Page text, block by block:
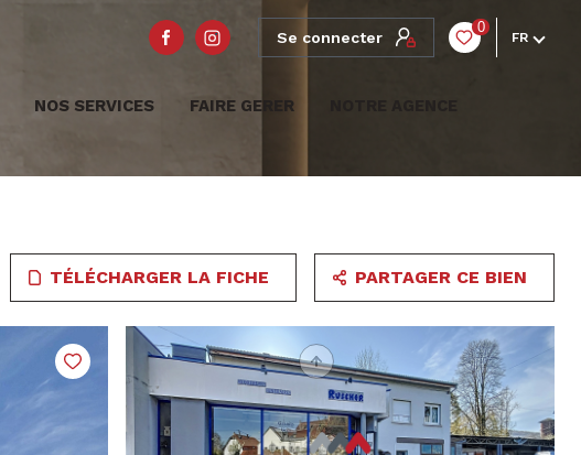
Se connecter
0
FR
NOS SERVICES FAIRE GERER
TÉLÉCHARGER LA FICHE PARTAGER CE BIEN